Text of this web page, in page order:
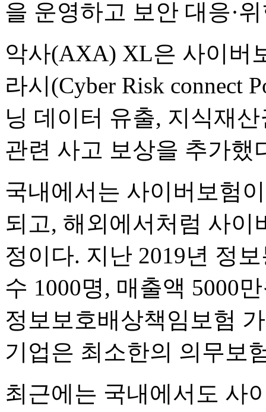
을 운영하고 보안 대응·
악사(AXA) XL은 사이버
라시(Cyber Risk connect
닝 데이터 유출, 지식재
관련 사고 보상을 추가했
국내에서는 사이버보험
되고, 해외에서처럼 사
정이다. 지난 2019년 정
수 1000명, 매출액 5000
정보보호배상책임보험
기업은 최소한의 의무보
최근에는 국내에서도 사